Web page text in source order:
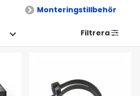
Monteringstillbehör
Filtrera